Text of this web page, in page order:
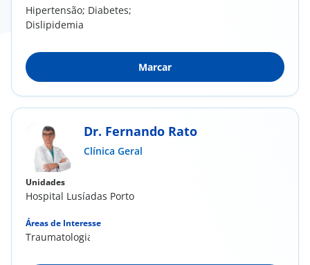
Hipertensão; Diabetes;
Dislipidemia
Marcar
Dr. Fernando Rato
Clínica Geral
Unidades
Hospital Lusíadas Porto
Áreas de Interesse
Traumatologia